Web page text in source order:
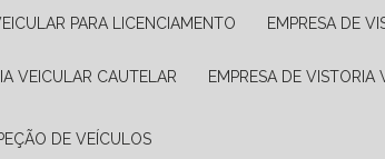
PARA LICENCIAMENTO EMPRESA DE
VEICULAR CAUTELAR EMPRESA DE
DE VEÍCULOS